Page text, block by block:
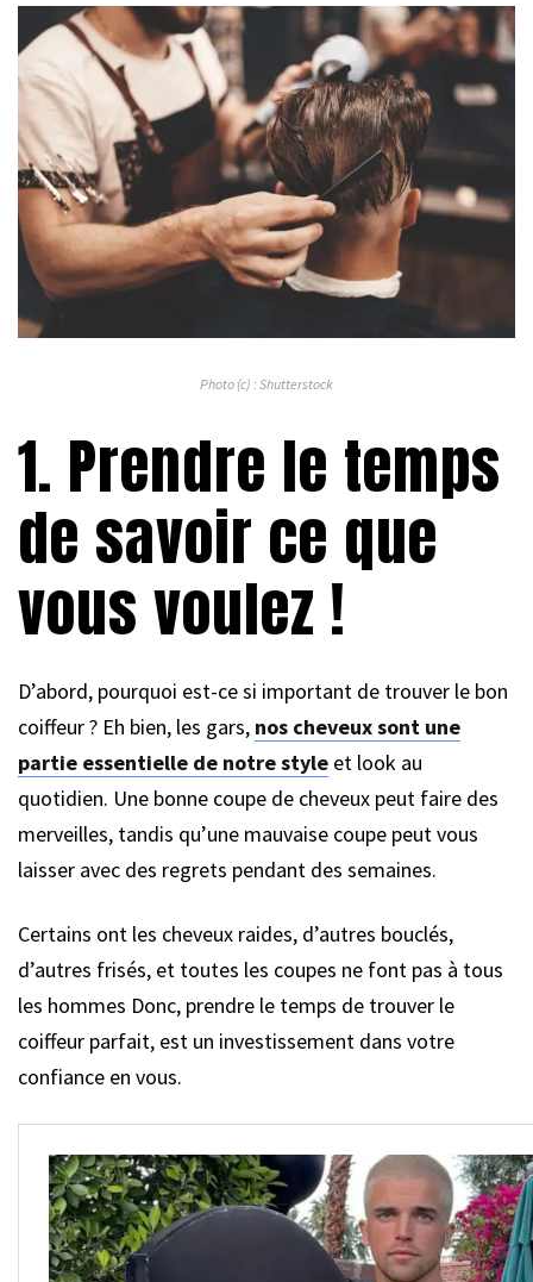
Photo (c) : Shutterstock
1. Prendre le temps
de savoir ce que
vous voulez !
D’abord, pourquoi est-ce si important de trouver le bon
coiffeur ? Eh bien, les gars, nos cheveux sont une
partie essentielle de notre style et look au
quotidien. Une bonne coupe de cheveux peut faire des
merveilles, tandis qu’une mauvaise coupe peut vous
laisser avec des regrets pendant des semaines.
Certains ont les cheveux raides, d’autres bouclés,
d’autres frisés, et toutes les coupes ne font pas à tous
les hommes Donc, prendre le temps de trouver le
coiffeur parfait, est un investissement dans votre
confiance en vous.